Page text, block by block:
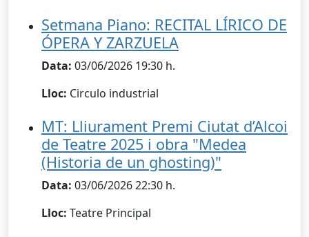
Setmana Piano: RECITAL LÍRICO DE
ÓPERA Y ZARZUELA
Data: 03/06/2026 19:30 h.
Lloc: Circulo industrial
MT: Lliurament Premi Ciutat d’Alcoi
de Teatre 2025 i obra "Medea
(Historia de un ghosting)"
Data: 03/06/2026 22:30 h.
Lloc: Teatre Principal